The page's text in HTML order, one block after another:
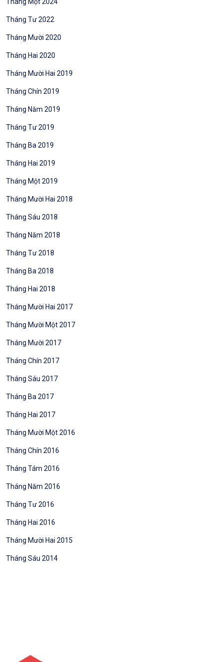
Tháng Tư 2022
Tháng Mười 2020
Tháng Hai 2020
Tháng Mười Hai 2019
Tháng Chín 2019
Tháng Năm 2019
Tháng Tư 2019
Tháng Ba 2019
Tháng Hai 2019
Tháng Một 2019
Tháng Mười Hai 2018
Tháng Sáu 2018
Tháng Năm 2018
Tháng Tư 2018
Tháng Ba 2018
Tháng Hai 2018
Tháng Mười Hai 2017
Tháng Mười Một 2017
Tháng Mười 2017
Tháng Chín 2017
Tháng Sáu 2017
Tháng Ba 2017
Tháng Hai 2017
Tháng Mười Một 2016
Tháng Chín 2016
Tháng Tám 2016
Tháng Năm 2016
Tháng Tư 2016
Tháng Hai 2016
Tháng Mười Hai 2015
Tháng Sáu 2014